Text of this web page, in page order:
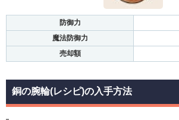
防御力
魔法防御力
売却額
銅の腕輪(レシピ)の入手方法